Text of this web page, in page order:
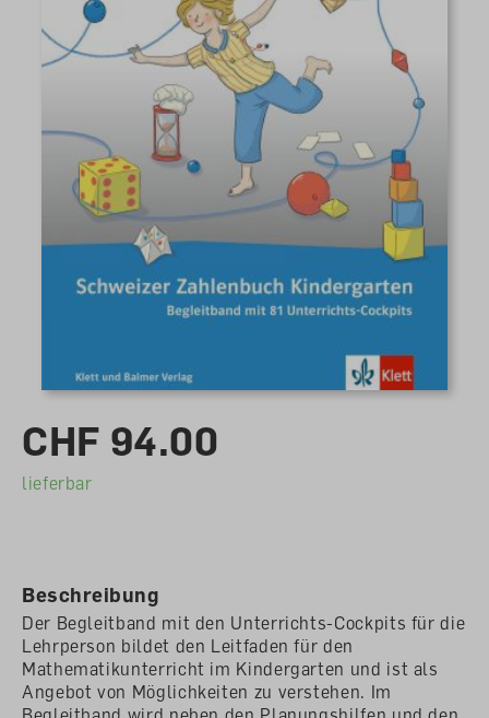
CHF 94.00
lieferbar
Beschreibung
Der Begleitband mit den Unterrichts-Cockpits für die
Lehrperson bildet den Leitfaden für den
Mathematikunterricht im Kindergarten und ist als
Angebot von Möglichkeiten zu verstehen. Im